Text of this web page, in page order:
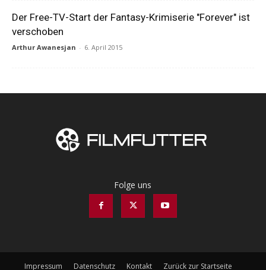
Der Free-TV-Start der Fantasy-Krimiserie "Forever" ist
verschoben
Arthur Awanesjan - 6. April 2015
Folge uns
Impressum Datenschutz Kontakt Zurück zur Startseite